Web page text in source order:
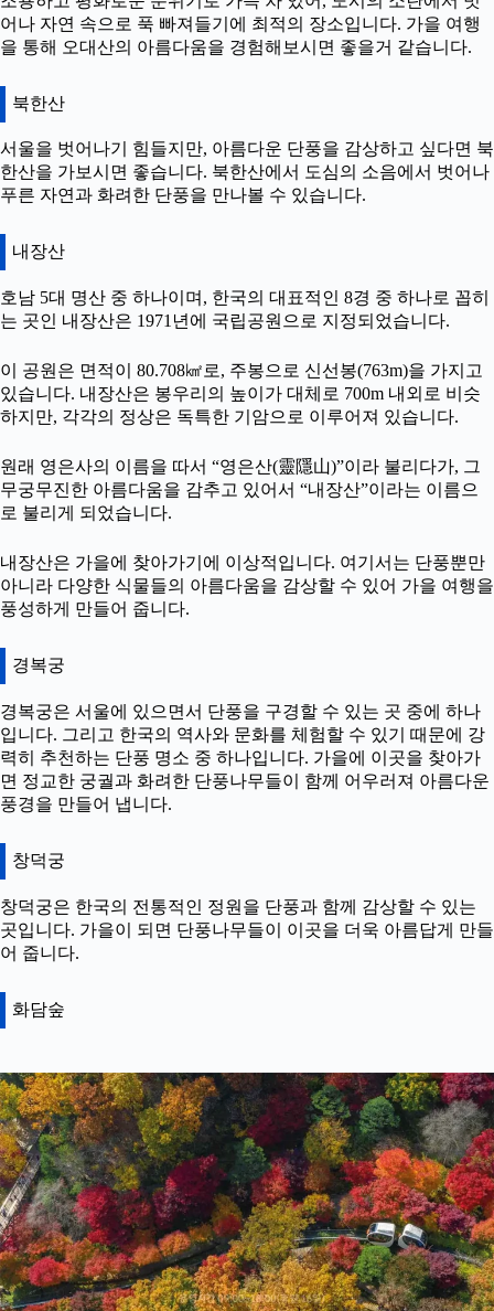
어나 자연 속으로 푹 빠져들기에 최적의 장소입니다. 가을 여행
을 통해 오대산의 아름다움을 경험해보시면 좋을거 같습니다.
북한산
서울을 벗어나기 힘들지만, 아름다운 단풍을 감상하고 싶다면 북
한산을 가보시면 좋습니다. 북한산에서 도심의 소음에서 벗어나
푸른 자연과 화려한 단풍을 만나볼 수 있습니다.
내장산
호남 5대 명산 중 하나이며, 한국의 대표적인 8경 중 하나로 꼽히
는 곳인 내장산은 1971년에 국립공원으로 지정되었습니다.
이 공원은 면적이 80.708㎢로, 주봉으로 신선봉(763m)을 가지고
있습니다. 내장산은 봉우리의 높이가 대체로 700m 내외로 비슷
하지만, 각각의 정상은 독특한 기암으로 이루어져 있습니다.
원래 영은사의 이름을 따서 “영은산(靈隱山)”이라 불리다가, 그
무궁무진한 아름다움을 감추고 있어서 “내장산”이라는 이름으
로 불리게 되었습니다.
내장산은 가을에 찾아가기에 이상적입니다. 여기서는 단풍뿐만
아니라 다양한 식물들의 아름다움을 감상할 수 있어 가을 여행을
풍성하게 만들어 줍니다.
경복궁
경복궁은 서울에 있으면서 단풍을 구경할 수 있는 곳 중에 하나
입니다. 그리고 한국의 역사와 문화를 체험할 수 있기 때문에 강
력히 추천하는 단풍 명소 중 하나입니다. 가을에 이곳을 찾아가
면 정교한 궁궐과 화려한 단풍나무들이 함께 어우러져 아름다운
풍경을 만들어 냅니다.
창덕궁
창덕궁은 한국의 전통적인 정원을 단풍과 함께 감상할 수 있는
곳입니다. 가을이 되면 단풍나무들이 이곳을 더욱 아름답게 만들
어 줍니다.
화담숲